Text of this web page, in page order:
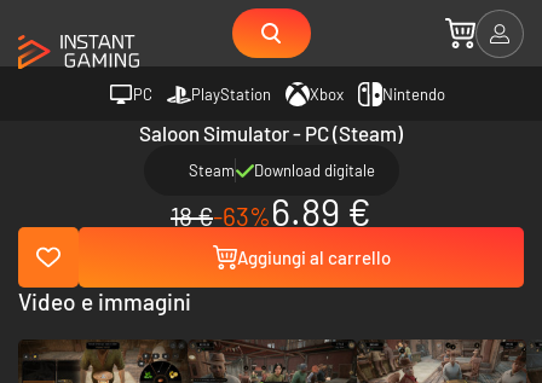
PC PlayStation Xbox Nintendo
Saloon Simulator - PC (Steam)
Steam Download digitale
18 €-63%6.89 €
Aggiungi al carrello
Video e immagini